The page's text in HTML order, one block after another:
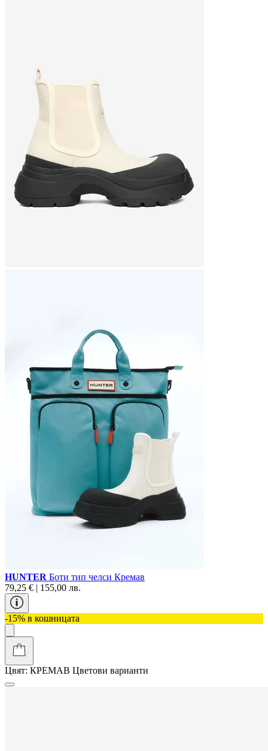
HUNTER Боти тип челси Кремав
79,25 € | 155,00 лв.
-15% в кошницата
Цвят: КРЕМАВ Цветови варианти